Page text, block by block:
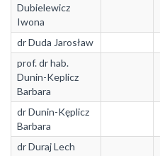
Dubielewicz
Iwona
dr Duda Jarosław
prof. dr hab.
Dunin-Keplicz
Barbara
dr Dunin-Kęplicz
Barbara
dr Duraj Lech